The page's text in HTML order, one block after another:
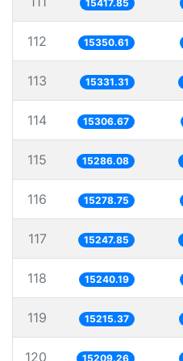
15417.85
112 15350.61
113 15331.31
114 15306.67
115 15286.08
116 15278.75
117 15247.85
118 15240.19
119 15215.37
120 15209.26